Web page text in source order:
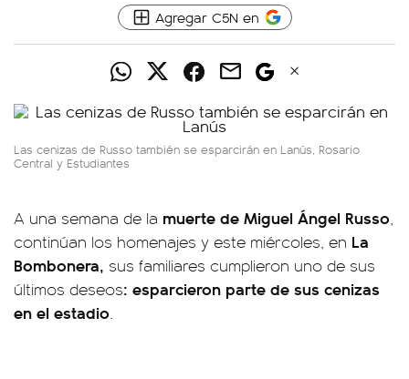
Agregar C5N en
Las cenizas de Russo también se esparcirán en Lanús, Rosario
Central y Estudiantes
A una semana de la muerte de Miguel Ángel Russo,
continúan los homenajes y este miércoles, en La
Bombonera, sus familiares cumplieron uno de sus
últimos deseos: esparcieron parte de sus cenizas
en el estadio.